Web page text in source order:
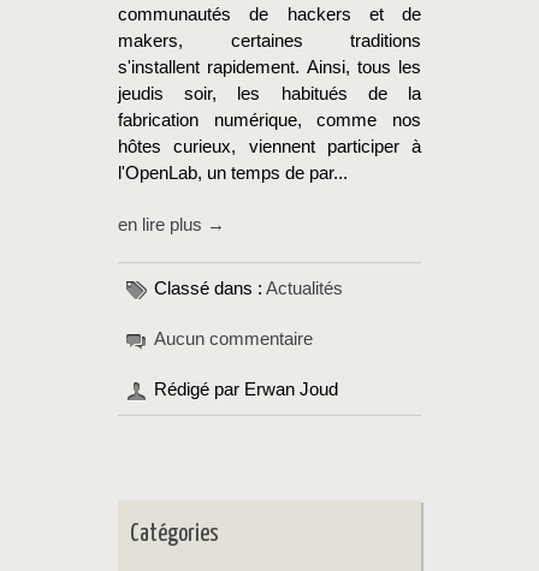
communautés de hackers et de
makers, certaines traditions
s'installent rapidement. Ainsi, tous les
jeudis soir, les habitués de la
fabrication numérique, comme nos
hôtes curieux, viennent participer à
l'OpenLab, un temps de par...
en lire plus →
Classé dans : Actualités
Aucun commentaire
Rédigé par Erwan Joud
Catégories